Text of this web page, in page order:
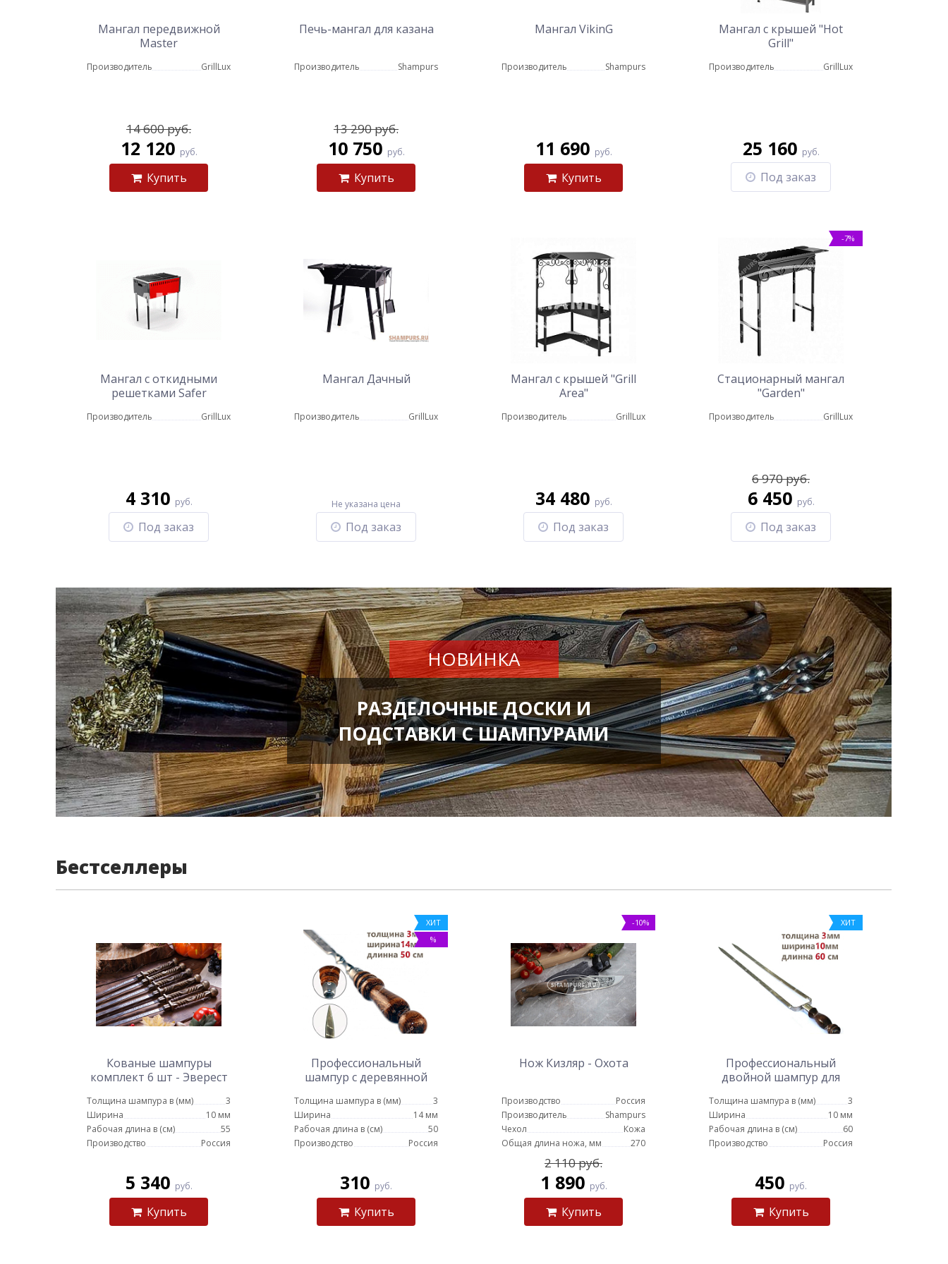
Мангал передвижной
Master
Производитель GrillLux
14 600 руб.
12 120 руб.
Купить
Печь-мангал для казана
Производитель Shampurs
13 290 руб.
10 750 руб.
Купить
Мангал VikinG
Производитель Shampurs
11 690 руб.
Купить
Мангал с крышей "Hot
Grill"
Производитель GrillLux
25 160 руб.
Под заказ
Мангал с откидными
решетками Safer
Производитель GrillLux
4 310 руб.
Под заказ
Мангал Дачный
Производитель GrillLux
Не указана цена
Под заказ
Мангал с крышей "Grill
Area"
Производитель GrillLux
34 480 руб.
Под заказ
-7%
Стационарный мангал
"Garden"
Производитель GrillLux
6 970 руб.
6 450 руб.
Под заказ
НОВИНКА
РАЗДЕЛОЧНЫЕ ДОСКИ И
ПОДСТАВКИ С ШАМПУРАМИ
Бестселлеры
Кованые шампуры
комплект 6 шт - Эверест
Толщина шампура в (мм)
3
Ширина
10 мм
Рабочая длина в (см)
55
Производство
Россия
5 340 руб.
Купить
ХИТ
%
Профессиональный
шампур с деревянной
мм - 50 см
Толщина шампура в (мм)
3
Ширина
14 мм
Рабочая длина в (см)
50
Производство
Россия
310 руб.
Купить
-10%
Нож Кизляр - Охота
Производство
Россия
Производитель
Shampurs
Чехол
Кожа
Общая длина ножа, мм
270
2 110 руб.
1 890 руб.
Купить
ХИТ
Профессиональный
двойной шампур для
Толщина шампура в (мм)
3
Ширина
10 мм
Рабочая длина в (см)
60
Производство
Россия
450 руб.
Купить